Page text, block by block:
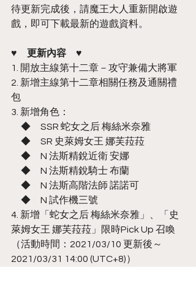
待更新完成後，請魔王大人重新開啟遊
戲，即可下載最新的遊戲資料。
♥　更新內容　♥
1. 開放主線第十二章－攻守兼備大將軍
2. 新增主線第十二章相關任務及通關禮
包
3. 新增角色：
◆　SSR 蛇女之后 梅絲米奈雅
◆　SR 史萊姆女王 娜芙菈菈
◆　N 法斯精銳近衛 安娜
◆　N 法斯精銳騎士 布蘭
◆　N 法斯高階法師 諾諾可
◆　N 試作機三號
4. 新增「蛇女之后 梅絲米奈雅」、「史
萊姆女王 娜芙菈菈」限時Pick Up 召喚
（活動時間：2021/03/10 更新後～
2021/03/31 14:00 (UTC+8)）